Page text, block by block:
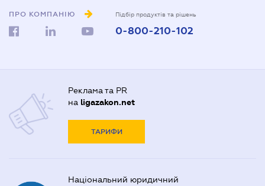
ПРО КОМПАНІЮ Підбір продуктів та рішень
0-800-210-102
Реклама та PR
на ligazakon.net
ТАРИФИ
Національний юридичний